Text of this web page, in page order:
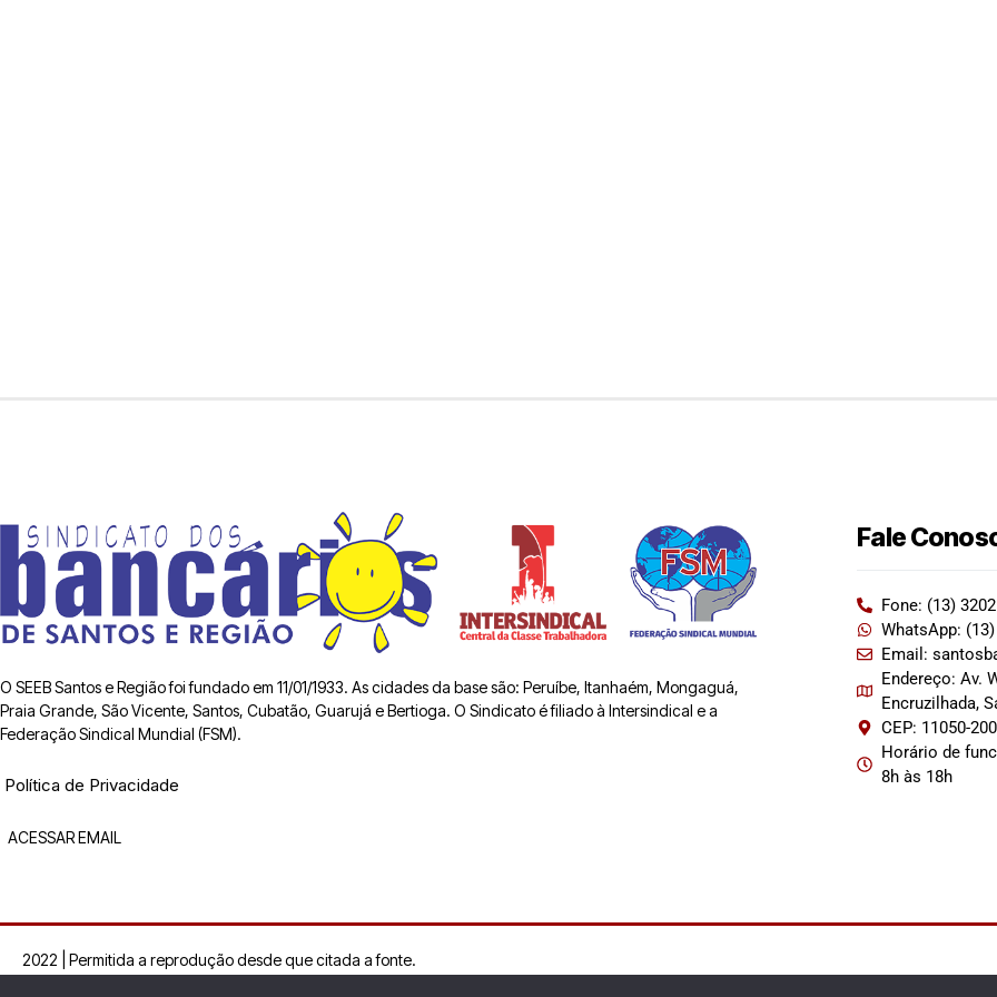
O SEEB Santos e Região foi fundado em 11/01/1933. As cidades da base são: Peruíbe, Itanhaém, Mongaguá,
Praia Grande, São Vicente, Santos, Cubatão, Guarujá e Bertioga. O Sindicato é filiado à Intersindical e a
Federação Sindical Mundial (FSM).
Política de Privacidade
ACESSAR EMAIL
Fale
Fone: (13)
WhatsApp:
Email:
Endereço: Av.
Encruzilhada,
CEP: 11050-200
Horário de
8h às 18h
2022 | Permitida a reprodução desde que citada a fonte.